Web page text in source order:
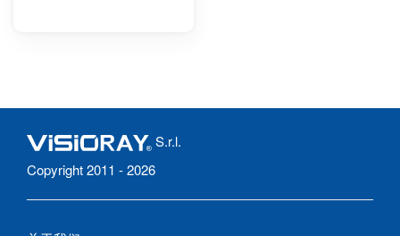
S.r.l.
Copyright 2011 - 2026